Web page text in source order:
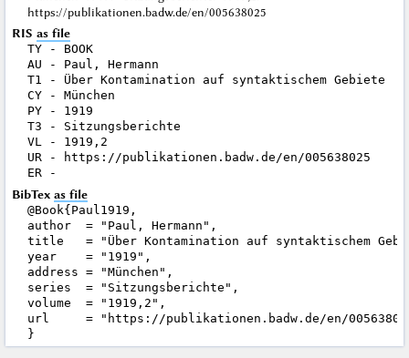
https://publikationen.badw.de/en/005638025
RIS as file
TY - BOOK
AU - Paul, Hermann
T1 - Über Kontamination auf syntaktischem Gebiete
CY - München
PY - 1919
T3 - Sitzungsberichte
VL - 1919,2
UR - https://publikationen.badw.de/en/005638025
BibTex as file
@Book{Paul1919,
author  = "Paul, Hermann",
title   = "Über Kontamination auf syntaktischem
year    = "1919",
address = "München",
series  = "Sitzungsberichte",
volume  = "1919,2",
url     = "https://publikationen.badw.de/en/